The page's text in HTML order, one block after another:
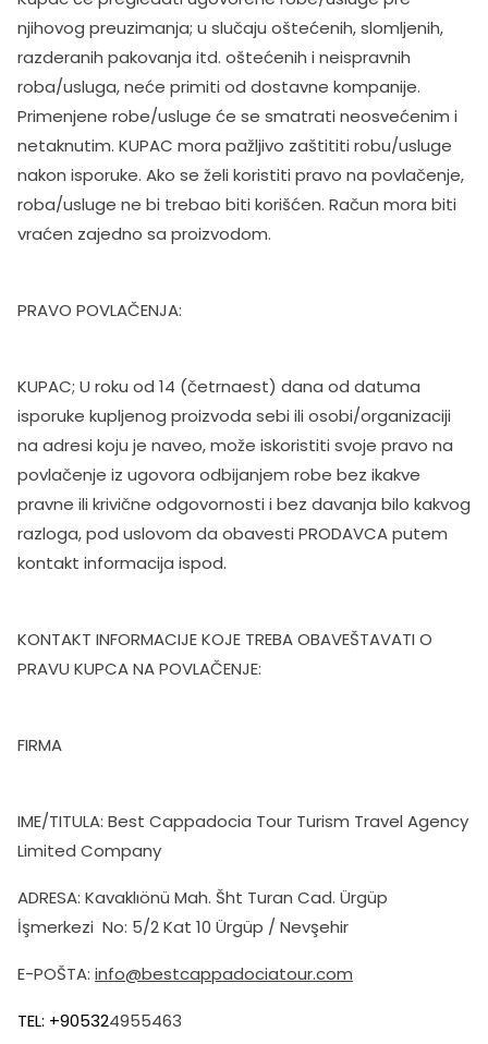
njihovog preuzimanja; u slučaju oštećenih, slomljenih,
razderanih pakovanja itd. oštećenih i neispravnih
roba/usluga, neće primiti od dostavne kompanije.
Primenjene robe/usluge će se smatrati neosvećenim i
netaknutim. KUPAC mora pažljivo zaštititi robu/usluge
nakon isporuke. Ako se želi koristiti pravo na povlačenje,
roba/usluge ne bi trebao biti korišćen. Račun mora biti
vraćen zajedno sa proizvodom.
PRAVO POVLAČENJA:
KUPAC; U roku od 14 (četrnaest) dana od datuma
isporuke kupljenog proizvoda sebi ili osobi/organizaciji
na adresi koju je naveo, može iskoristiti svoje pravo na
povlačenje iz ugovora odbijanjem robe bez ikakve
pravne ili krivične odgovornosti i bez davanja bilo kakvog
razloga, pod uslovom da obavesti PRODAVCA putem
kontakt informacija ispod.
KONTAKT INFORMACIJE KOJE TREBA OBAVEŠTAVATI O
PRAVU KUPCA NA POVLAČENJE:
FIRMA
IME/TITULA: Best Cappadocia Tour Turism Travel Agency
Limited Company
ADRESA: Kavaklıönü Mah. Šht Turan Cad. Ürgüp
İşmerkezi No: 5/2 Kat 10 Ürgüp / Nevşehir
E-POŠTA: info@bestcappadociatour.com
TEL: +905324955463